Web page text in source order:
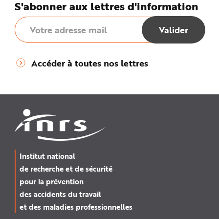
S'abonner aux lettres d'information
Accéder à toutes nos lettres
Institut national
de recherche et de sécurité
pour la prévention
des accidents du travail
et des maladies professionnelles